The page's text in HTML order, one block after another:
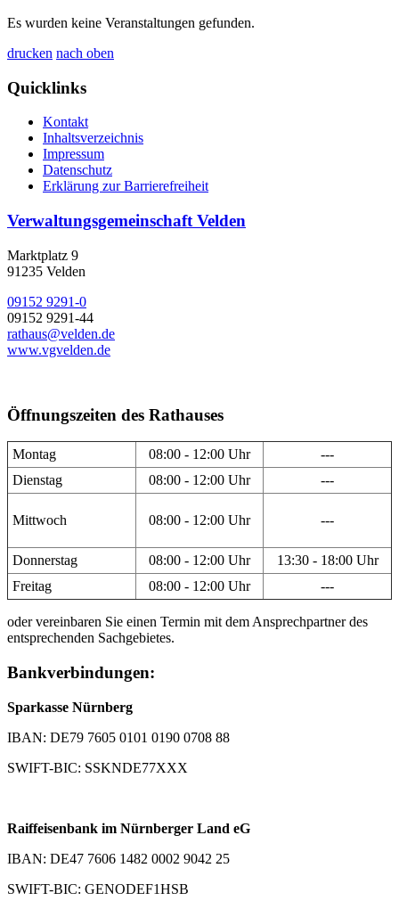
Es wurden keine Veranstaltungen gefunden.
drucken nach oben
Quicklinks
Kontakt
Inhaltsverzeichnis
Impressum
Datenschutz
Erklärung zur Barrierefreiheit
Verwaltungsgemeinschaft Velden
Marktplatz 9
91235 Velden
09152 9291-0
09152 9291-44
rathaus@velden.de
www.vgvelden.de
Öffnungszeiten des Rathauses
Montag 08:00 - 12:00 Uhr
---
Dienstag
08:00 - 12:00 Uhr ---
Mittwoch 08:00 - 12:00 Uhr ---
Donnerstag 08:00 - 12:00 Uhr
13:30 - 18:00 Uhr
Freitag
08:00 - 12:00 Uhr ---
oder vereinbaren Sie einen Termin mit dem Ansprechpartner des
entsprechenden Sachgebietes.
Bankverbindungen:
Sparkasse Nürnberg
IBAN: DE79 7605 0101 0190 0708 88
SWIFT-BIC: SSKNDE77XXX
Raiffeisenbank im Nürnberger Land eG
IBAN: DE47 7606 1482 0002 9042 25
SWIFT-BIC: GENODEF1HSB